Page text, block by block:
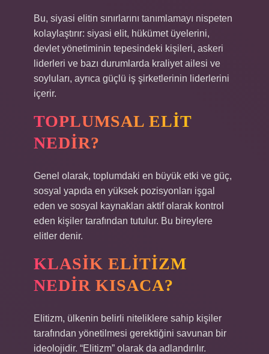
Bu, siyasi elitin sınırlarını tanımlamayı nispeten
kolaylaştırır: siyasi elit, hükümet üyelerini,
devlet yönetiminin tepesindeki kişileri, askeri
liderleri ve bazı durumlarda kraliyet ailesi ve
soyluları, ayrıca güçlü iş şirketlerinin liderlerini
içerir.
TOPLUMSAL ELIT
NEDIR?
Genel olarak, toplumdaki en büyük etki ve güç,
sosyal yapıda en yüksek pozisyonları işgal
eden ve sosyal kaynakları aktif olarak kontrol
eden kişiler tarafından tutulur. Bu bireylere
elitler denir.
KLASIK ELITIZM
NEDIR KISACA?
Elitizm, ülkenin belirli niteliklere sahip kişiler
tarafından yönetilmesi gerektiğini savunan bir
ideolojidir. “Elitizm” olarak da adlandırılır.